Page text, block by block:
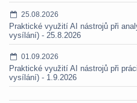
25.08.2026
Praktické využití AI nástrojů při
vysílání) - 25.8.2026
01.09.2026
Praktické využití AI nástrojů při
vysílání) - 1.9.2026